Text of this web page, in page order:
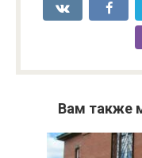
Вам также